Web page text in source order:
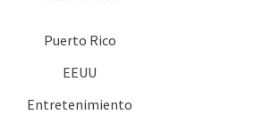
Puerto Rico
EEUU
Entretenimiento